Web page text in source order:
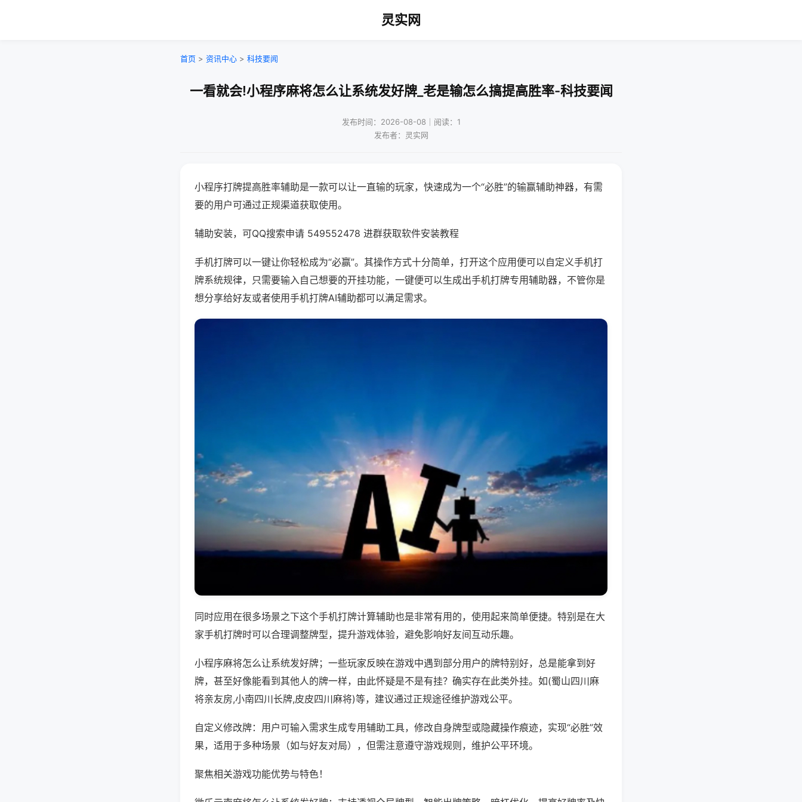
灵实网
首页 > 资讯中心 > 科技要闻
一看就会!小程序麻将怎么让系统发好牌_老是输怎么搞提高胜率-科技要闻
发布时间：2026-08-08｜阅读：1
发布者：灵实网
小程序打牌提高胜率辅助是一款可以让一直输的玩家，快速成为一个“必胜”的输赢辅助神器，有需
要的用户可通过正规渠道获取使用。
辅助安装，可QQ搜索申请 549552478 进群获取软件安装教程
手机打牌可以一键让你轻松成为“必赢”。其操作方式十分简单，打开这个应用便可以自定义手机打
牌系统规律，只需要输入自己想要的开挂功能，一键便可以生成出手机打牌专用辅助器，不管你是
想分享给好友或者使用手机打牌AI辅助都可以满足需求。
同时应用在很多场景之下这个手机打牌计算辅助也是非常有用的，使用起来简单便捷。特别是在大
家手机打牌时可以合理调整牌型，提升游戏体验，避免影响好友间互动乐趣。
小程序麻将怎么让系统发好牌；一些玩家反映在游戏中遇到部分用户的牌特别好，总是能拿到好
牌，甚至好像能看到其他人的牌一样，由此怀疑是不是有挂？确实存在此类外挂。如(蜀山四川麻
将亲友房,小南四川长牌,皮皮四川麻将)等，建议通过正规途径维护游戏公平。
自定义修改牌：用户可输入需求生成专用辅助工具，修改自身牌型或隐藏操作痕迹，实现“必胜”效
果，适用于多种场景（如与好友对局），但需注意遵守游戏规则，维护公平环境。
聚焦相关游戏功能优势与特色！